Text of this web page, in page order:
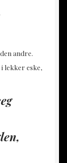
andre.
i lekker eske,